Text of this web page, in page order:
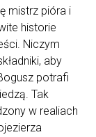
mistrz pióra i
historie
Niczym
aby
potrafi
Tak
w realiach